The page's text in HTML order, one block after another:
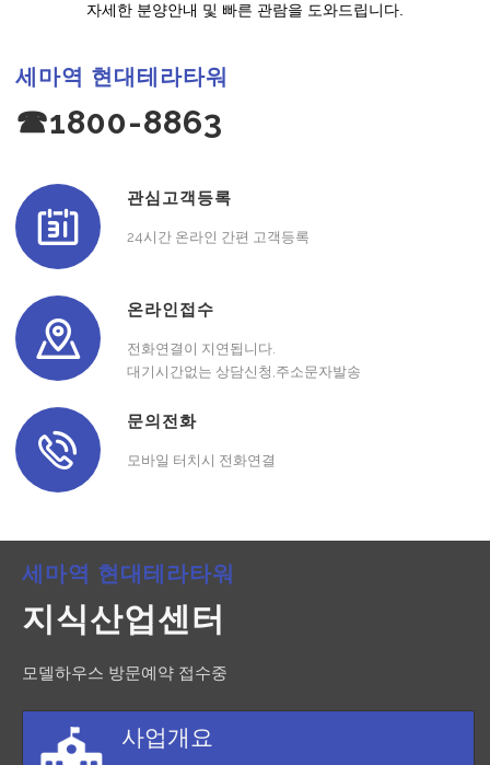
자세한 분양안내 및 빠른 관람을 도와드립니다.
세마역 현대테라타워
☎1800-8863
관심고객등록
24시간 온라인 간편 고객등록
온라인접수
전화연결이 지연됩니다.
대기시간없는 상담신청,주소문자발송
문의전화
모바일 터치시 전화연결
세마역 현대테라타워
지식산업센터
모델하우스 방문예약 접수중
사업개요